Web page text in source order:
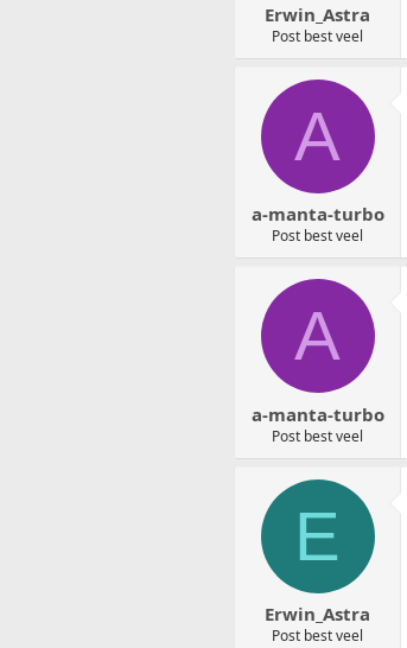
Erwin_Astra
Post best veel
A
a-manta-turbo
Post best veel
A
a-manta-turbo
Post best veel
E
Erwin_Astra
Post best veel